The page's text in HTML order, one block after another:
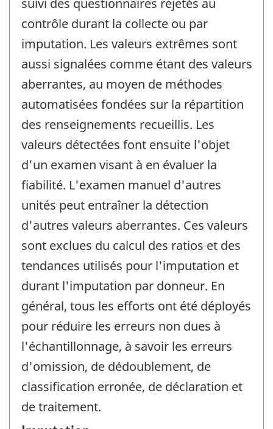
contrôle durant la collecte ou par
imputation. Les valeurs extrêmes sont
aussi signalées comme étant des valeurs
aberrantes, au moyen de méthodes
automatisées fondées sur la répartition
des renseignements recueillis. Les
valeurs détectées font ensuite l'objet
d'un examen visant à en évaluer la
fiabilité. L'examen manuel d'autres
unités peut entraîner la détection
d'autres valeurs aberrantes. Ces valeurs
sont exclues du calcul des ratios et des
tendances utilisés pour l'imputation et
durant l'imputation par donneur. En
général, tous les efforts ont été déployés
pour réduire les erreurs non dues à
l'échantillonnage, à savoir les erreurs
d'omission, de dédoublement, de
classification erronée, de déclaration et
de traitement.